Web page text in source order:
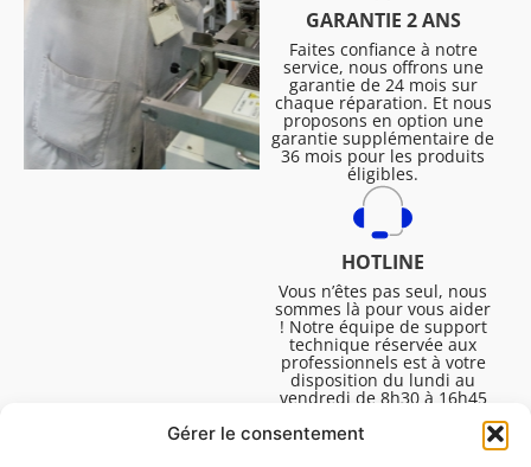
Gérer le consentement
GARANTIE 2 ANS
Faites confiance à notre
service, nous offrons une
garantie de 24 mois sur
chaque réparation. Et nous
proposons en option une
garantie supplémentaire de
36 mois pour les produits
éligibles.
HOTLINE
Vous n’êtes pas seul, nous
sommes là pour vous aider
! Notre équipe de support
technique réservée aux
professionnels est à votre
disposition du lundi au
vendredi de 8h30 à 16h45
pour vous aider à résoudre
toutes vos questions